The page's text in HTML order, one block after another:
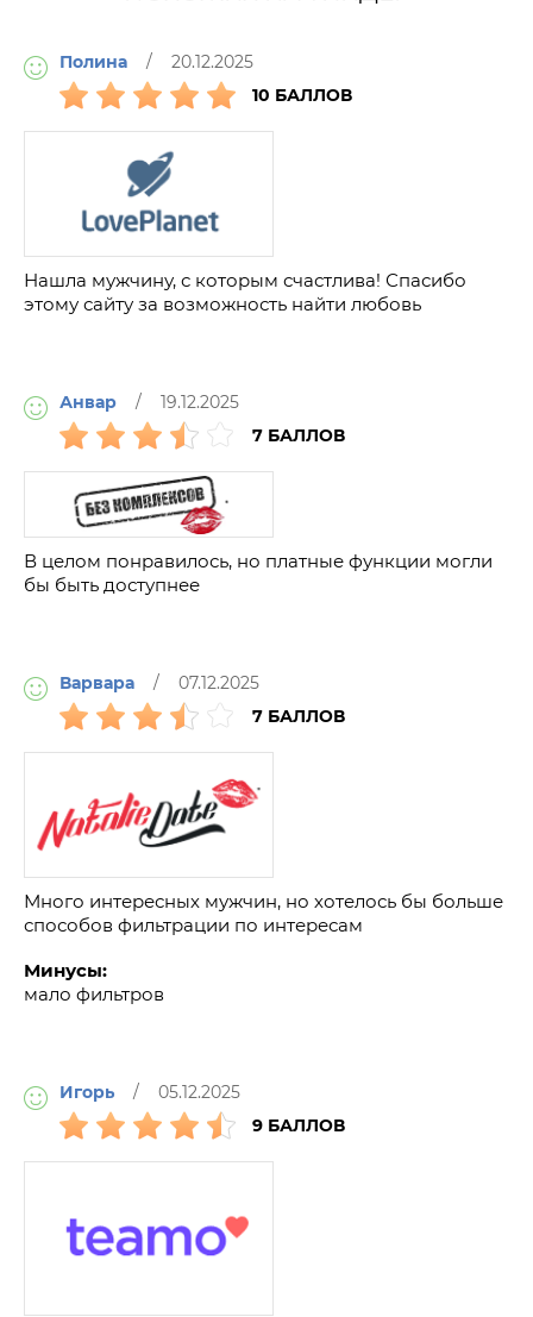
Полина / 20.12.2025
10 БАЛЛОВ
Нашла мужчину, с которым счастлива! Спасибо
этому сайту за возможность найти любовь
Анвар / 19.12.2025
7 БАЛЛОВ
В целом понравилось, но платные функции могли
бы быть доступнее
Варвара / 07.12.2025
7 БАЛЛОВ
Много интересных мужчин, но хотелось бы больше
способов фильтрации по интересам
Минусы:
мало фильтров
Игорь / 05.12.2025
9 БАЛЛОВ